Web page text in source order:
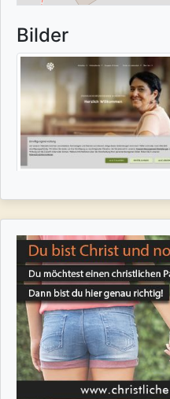
Bilder